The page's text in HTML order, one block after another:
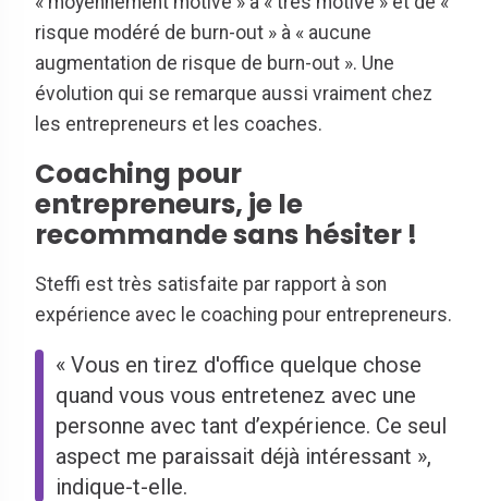
risque modéré de burn-out » à « aucune
augmentation de risque de burn-out ». Une
évolution qui se remarque aussi vraiment chez
les entrepreneurs et les coaches.
Coaching pour
entrepreneurs, je le
recommande sans hésiter !
Steffi est très satisfaite par rapport à son
expérience avec le coaching pour entrepreneurs.
« Vous en tirez d'office quelque chose
quand vous vous entretenez avec une
personne avec tant d’expérience. Ce seul
aspect me paraissait déjà intéressant »,
indique-t-elle.